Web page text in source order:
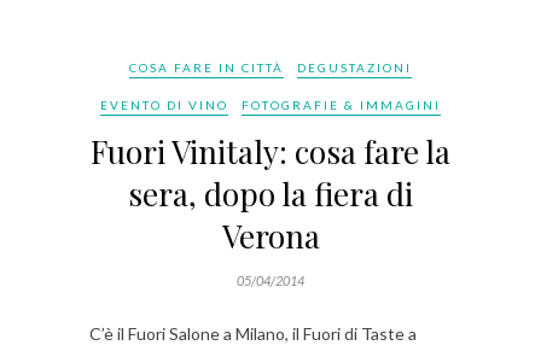
COSA FARE IN CITTÀ DEGUSTAZIONI
EVENTO DI VINO FOTOGRAFIE & IMMAGINI
Fuori Vinitaly: cosa fare la
sera, dopo la fiera di
Verona
05/04/2014
C’è il Fuori Salone a Milano, il Fuori di Taste a